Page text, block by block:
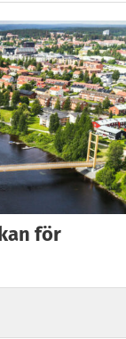
för